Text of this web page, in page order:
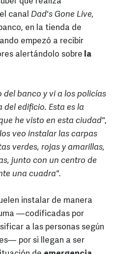
canal Dad's Gone Live,
en la tienda de
empezó a recibir
alertándolo sobre la
banco y vi a los policías
edificio. Esta es la
he visto en esta ciudad",
veo instalar las carpas
verdes, rojas y amarillas,
junto con un centro de
una cuadra".
instalar de manera
—codificadas por
a las personas según
por si llegan a ser